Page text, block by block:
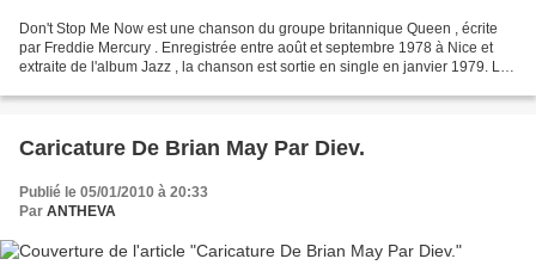
Don't Stop Me Now est une chanson du groupe britannique Queen , écrite
par Freddie Mercury . Enregistrée entre août et septembre 1978 à Nice et
extraite de l'album Jazz , la chanson est sortie en single en janvier 1979. La
Caricature De Brian May Par Diev.
Publié le 05/01/2010 à 20:33
Par ANTHEVA